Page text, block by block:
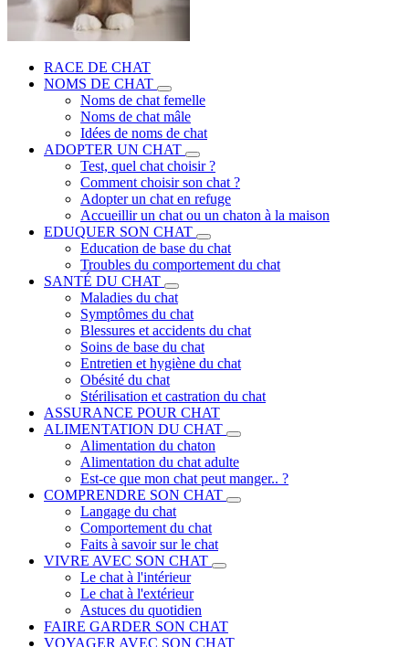
RACE DE CHAT
NOMS DE CHAT
Noms de chat femelle
Noms de chat mâle
Idées de noms de chat
ADOPTER UN CHAT
Test, quel chat choisir ?
Comment choisir son chat ?
Adopter un chat en refuge
Accueillir un chat ou un chaton à la maison
EDUQUER SON CHAT
Education de base du chat
Troubles du comportement du chat
SANTÉ DU CHAT
Maladies du chat
Symptômes du chat
Blessures et accidents du chat
Soins de base du chat
Entretien et hygiène du chat
Obésité du chat
Stérilisation et castration du chat
ASSURANCE POUR CHAT
ALIMENTATION DU CHAT
Alimentation du chaton
Alimentation du chat adulte
Est-ce que mon chat peut manger.. ?
COMPRENDRE SON CHAT
Langage du chat
Comportement du chat
Faits à savoir sur le chat
VIVRE AVEC SON CHAT
Le chat à l'intérieur
Le chat à l'extérieur
Astuces du quotidien
FAIRE GARDER SON CHAT
VOYAGER AVEC SON CHAT